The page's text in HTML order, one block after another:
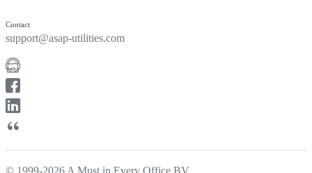
Contact
support@asap-utilities.com